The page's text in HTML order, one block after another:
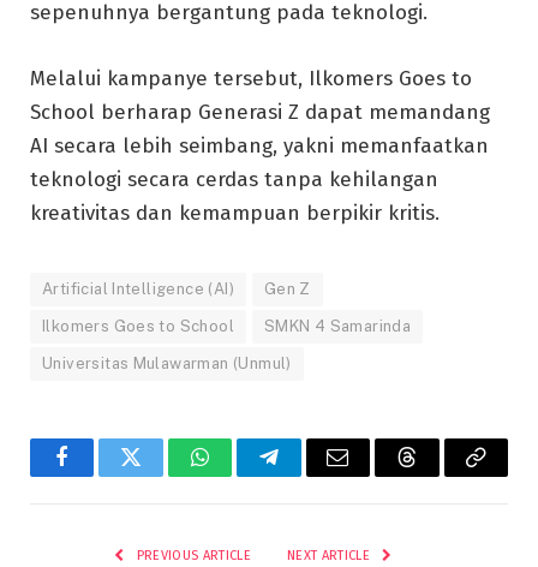
sepenuhnya bergantung pada teknologi.
Melalui kampanye tersebut, Ilkomers Goes to
School berharap Generasi Z dapat memandang
AI secara lebih seimbang, yakni memanfaatkan
teknologi secara cerdas tanpa kehilangan
kreativitas dan kemampuan berpikir kritis.
Artificial Intelligence (AI) Gen Z
Ilkomers Goes to School SMKN 4 Samarinda
Universitas Mulawarman (Unmul)
FacebookTwitter WhatsAppTelegramEmail ThreadsCopy
PREVIOUS ARTICLE NEXT ARTICLE